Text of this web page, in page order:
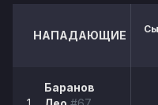
НАПАДАЮЩИЕ
Баранов